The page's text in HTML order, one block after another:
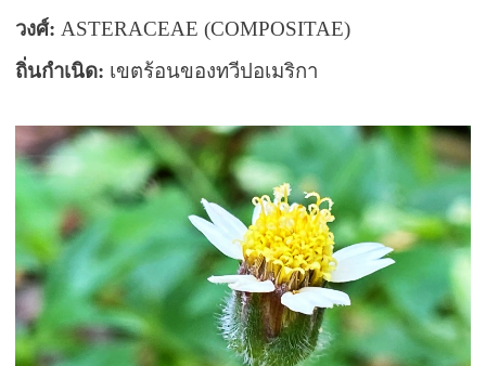
วงศ์:ASTERACEAE (COMPOSITAE)
ถิ่นกำเนิด: เขตร้อนของทวีปอเมริกา